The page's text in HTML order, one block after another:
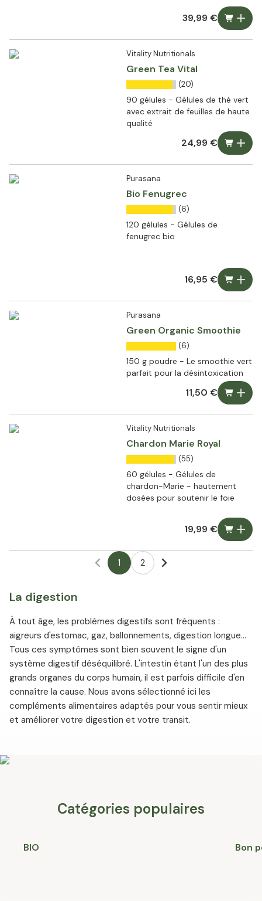
39,99 €
Vitality Nutritionals
Green Tea Vital
(20)
90 gélules - Gélules de thé vert
avec extrait de feuilles de haute
qualité
24,99 €
Purasana
Bio Fenugrec
(6)
120 gélules - Gélules de
fenugrec bio
16,95 €
Purasana
Green Organic Smoothie
(6)
150 g poudre - Le smoothie vert
parfait pour la désintoxication
11,50 €
Vitality Nutritionals
Chardon Marie Royal
(55)
60 gélules - Gélules de
chardon-Marie - hautement
dosées pour soutenir le foie
19,99 €
1 2
La digestion
À tout âge, les problèmes digestifs sont fréquents :
aigreurs d'estomac, gaz, ballonnements, digestion longue...
Tous ces symptômes sont bien souvent le signe d'un
système digestif déséquilibré. L'intestin étant l'un des plus
grands organes du corps humain, il est parfois difficile d'en
connaître la cause. Nous avons sélectionné ici les
compléments alimentaires adaptés pour vous sentir mieux
et améliorer votre digestion et votre transit.
Catégories populaires
BIO Bon